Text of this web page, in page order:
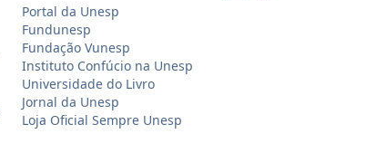
Portal da Unesp
Fundunesp
Fundação Vunesp
Instituto Confúcio na Unesp
Universidade do Livro
Jornal da Unesp
Loja Oficial Sempre Unesp